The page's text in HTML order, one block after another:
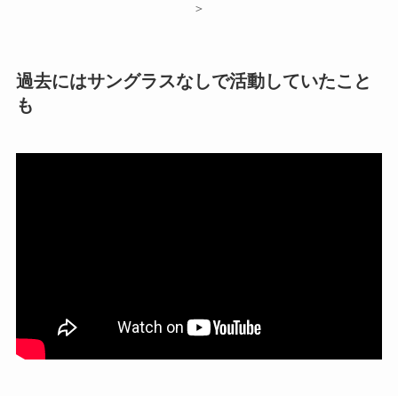
＞
過去にはサングラスなしで活動していたこと
も